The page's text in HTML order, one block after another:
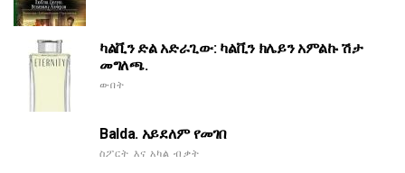
ካልቪን ድል አድራጊው: ካልቪን ክሌይን አምልኩ ሽታ
መግለጫ.
ውበት
Balda. አይደለም የመገበ
ስፖርት እና አካል ብቃት